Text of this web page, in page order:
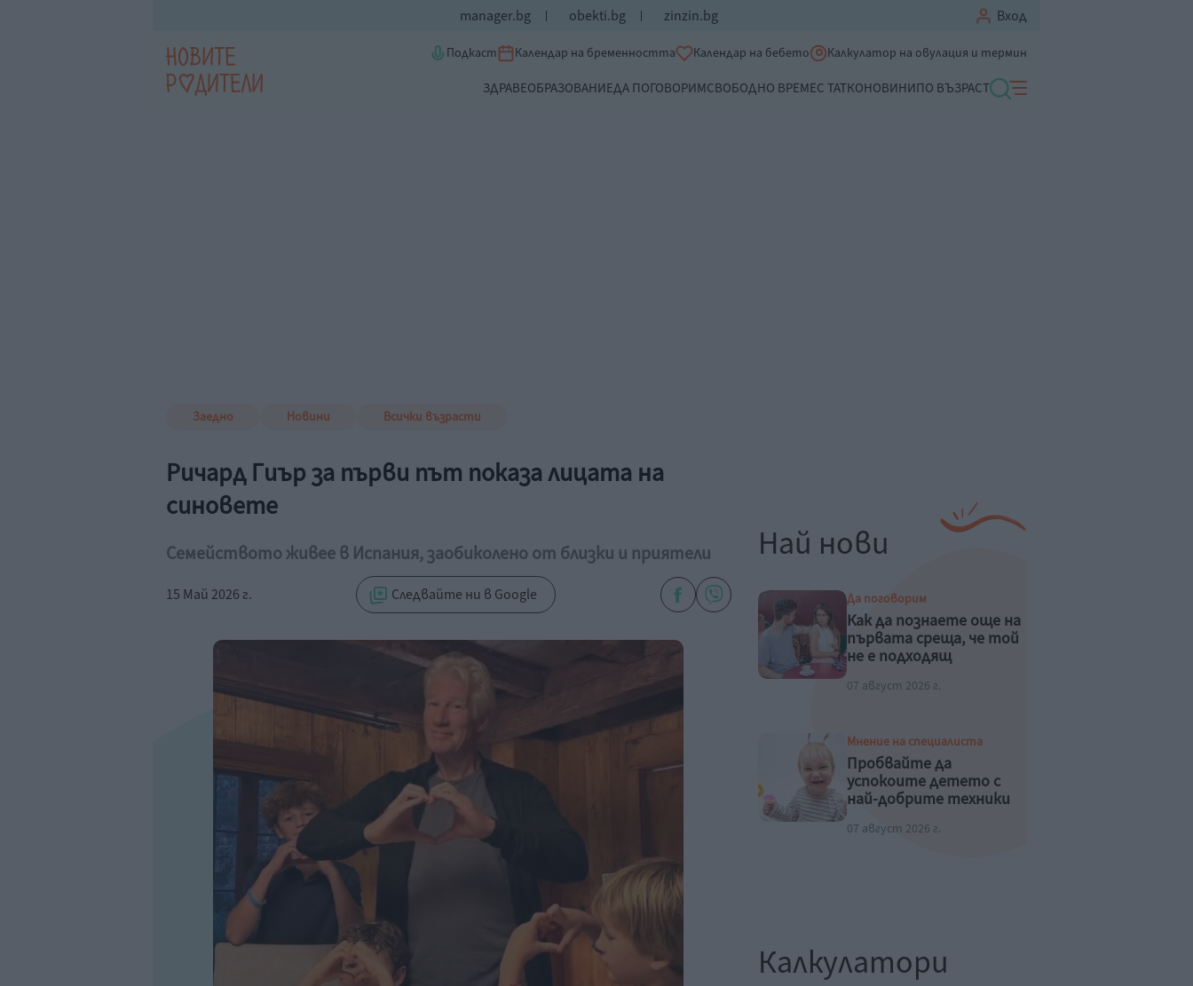
manager.bg obekti.bg zinzin.bg Вход
Подкаст Календар на бременността Календар на бебето Калкулатор на овулация и термин
ЗДРАВЕОБРАЗОВАНИЕДА ПОГОВОРИМСВОБОДНО ВРЕМЕС ТАТКОНОВИНИПО ВЪЗРАСТ
Заедно Новини Всички възрасти
Ричард Гиър за първи път показа лицата на
синовете
Семейството живее в Испания, заобиколено от близки и приятели
15 Май 2026 г. Следвайте ни в Google
Най нови
Да поговорим
Как да познаете още на
първата среща, че той
не е подходящ
07 август 2026 г.
Мнение на специалиста
Пробвайте да
успокоите детето с
най-добрите техники
07 август 2026 г.
Калкулатори